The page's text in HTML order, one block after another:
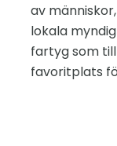
av
lokala
fartyg som
favoritplats